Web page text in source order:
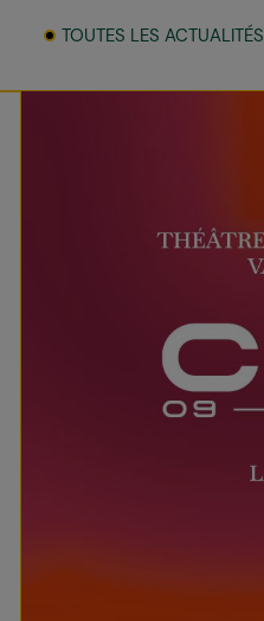
TOUTES LES ACTUALITÉS